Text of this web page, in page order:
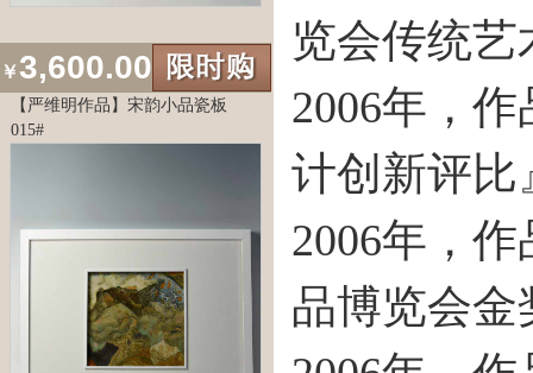
￥ 3,600.00
【严维明作品】宋韵小品瓷板
015#
览会传统艺
2006年，
计创新评比
2006年，
品博览会金